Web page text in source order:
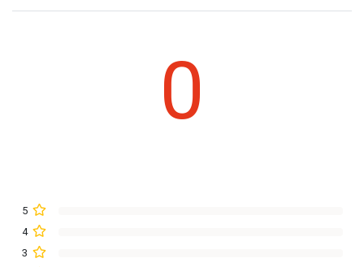
0
5
4
3